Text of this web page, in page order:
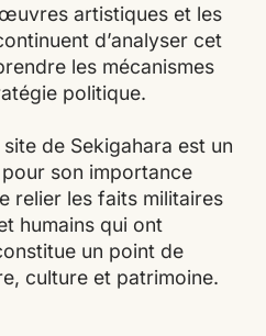
artistiques et les
d’analyser cet
les mécanismes
politique.
de Sekigahara est un
son importance
relier les faits militaires
humains qui ont
un point de
culture et patrimoine.